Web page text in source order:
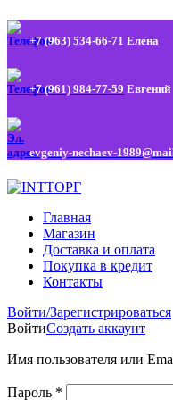
+7 (963) 534-66-71 Елена
+7 (961) 984-77-59 Евгений
evgeniy-nechaev-
Главная
Магазин
Доставка и оплата
Покупка в кредит
Контакты
Войти/Зарегистрироваться
ВойтиСоздать аккаунт
Имя пользователя или
Пароль *